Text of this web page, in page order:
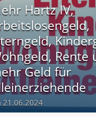
Hartz IV,
Rente
Geld für
21.06.2024